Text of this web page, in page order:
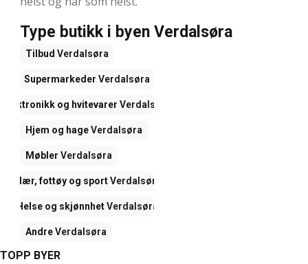
Type butikk i byen Verdalsøra
Tilbud Verdalsøra
Supermarkeder Verdalsøra
Elektronikk og hvitevarer Verdalsøra
Hjem og hageVerdalsøra
Møbler Verdalsøra
Klær, fottøy og sportVerdalsøra
Helse og skjønnhetVerdalsøra
AndreVerdalsøra
TOPP BYER